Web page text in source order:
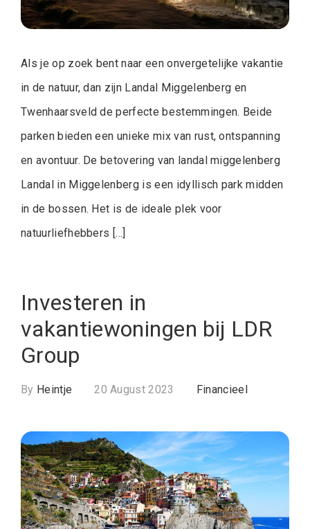
Als je op zoek bent naar een onvergetelijke vakantie
in de natuur, dan zijn Landal Miggelenberg en
Twenhaarsveld de perfecte bestemmingen. Beide
parken bieden een unieke mix van rust, ontspanning
en avontuur. De betovering van landal miggelenberg
Landal in Miggelenberg is een idyllisch park midden
in de bossen. Het is de ideale plek voor
natuurliefhebbers […]
Investeren in
vakantiewoningen bij LDR
Group
By Heintje 20 August 2023 Financieel